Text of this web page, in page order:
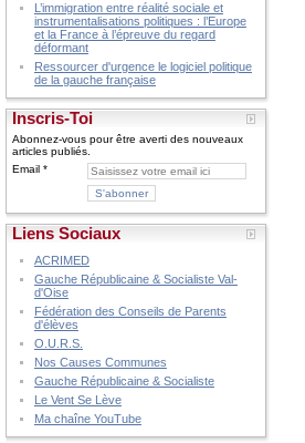
L’immigration entre réalité sociale et
instrumentalisations politiques : l’Europe
et la France à l’épreuve du regard
déformant
Ressourcer d'urgence le logiciel politique
de la gauche française
Inscris-Toi
Abonnez-vous pour être averti des nouveaux
articles publiés.
Email
Liens Sociaux
ACRIMED
Gauche Républicaine & Socialiste Val-
d'Oise
Fédération des Conseils de Parents
d'élèves
O.U.R.S.
Nos Causes Communes
Gauche Républicaine & Socialiste
Le Vent Se Lève
Ma chaîne YouTube